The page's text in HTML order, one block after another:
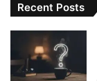
Recent Posts